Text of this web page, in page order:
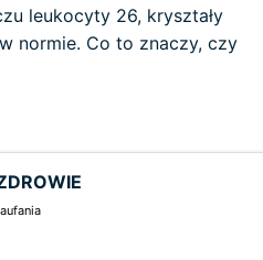
leukocyty 26, kryształy
normie. Co to znaczy, czy